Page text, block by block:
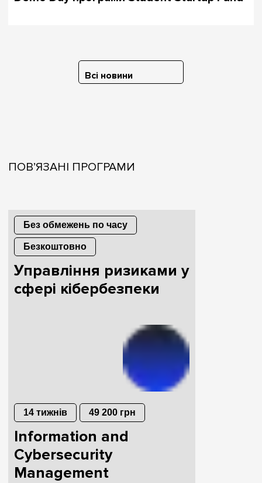
Всі новини
ПОВ’ЯЗАНІ ПРОГРАМИ
Без обмежень по часу
Безкоштовно
Управління ризиками у
сфері кібербезпеки
14 тижнів 49 200 грн
Information and
Cybersecurity
Management